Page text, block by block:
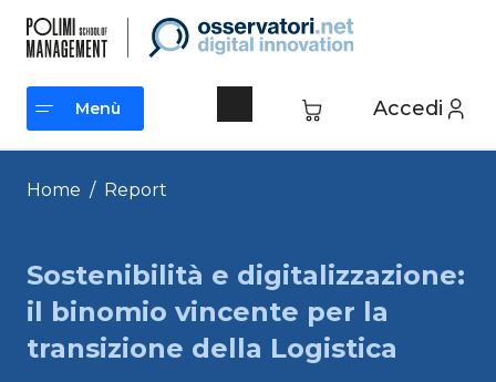
contenuto
Accedi
Menù
Menù
Home / Report
Sostenibilità e digitalizzazione:
il binomio vincente per la
transizione della Logistica